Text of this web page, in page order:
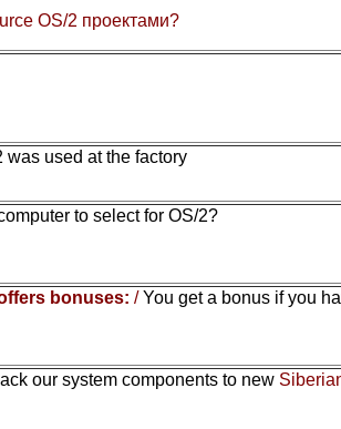
OS/2 проектами?
was used at the factory
to select for OS/2?
bonuses: /You get a bonus if you
our system components to new